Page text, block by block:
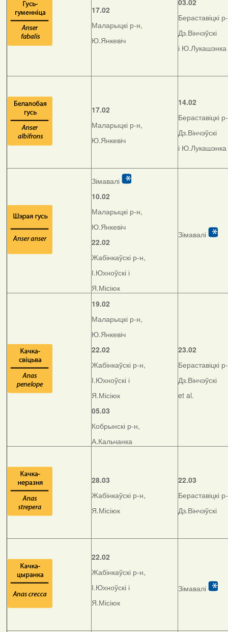
17.02
Маларыцкі р-н,
Ю.Янкевіч
03.02
Бераставіцкі
Дз.Вінчэўскі
і Ю.Лукашэнка
17.02
Маларыцкі р-н,
Ю.Янкевіч
14.02
Бераставіцкі
Дз.Вінчэўскі
і Ю.Лукашэнка
Зімавалі
10.02
Маларыцкі р-н,
Ю.Янкевіч
22.02
Жабінкаўскі р-н,
І.Юхноўскі і
Я.Місіюк
Зімавалі
19.02
Маларыцкі р-н,
Ю.Янкевіч
22.02
Жабінкаўскі р-н,
І.Юхноўскі і
Я.Місіюк
05.03
Кобрынскі р-н,
А.Кальчанка
23.02
Бераставіцкі
Дз.Вінчэўскі
et al.
28.03
Жабінкаўскі р-н,
Я.Місіюк
22.03
Бераставіцкі
Дз.Вінчэўскі
22.02
Жабінкаўскі р-н,
І.Юхноўскі і
Я.Місіюк
Зімавалі